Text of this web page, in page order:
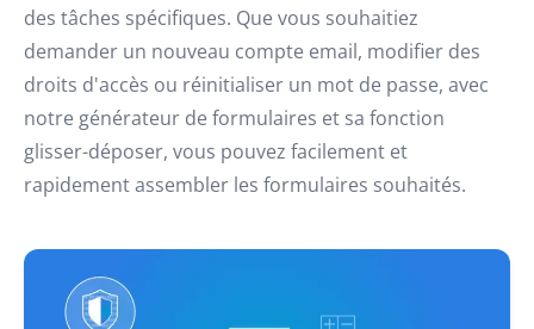
des tâches spécifiques. Que vous souhaitiez
demander un nouveau compte email, modifier des
droits d'accès ou réinitialiser un mot de passe, avec
notre générateur de formulaires et sa fonction
glisser-déposer, vous pouvez facilement et
rapidement assembler les formulaires souhaités.